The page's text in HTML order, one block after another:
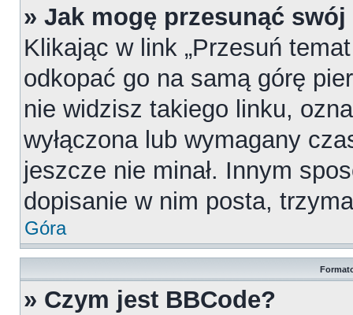
» Jak mogę przesunąć
Klikając w link „Przesuń
odkopać go na samą górę
nie widzisz takiego linku,
wyłączona lub wymagany
jeszcze nie minał. Innym
dopisanie w nim posta,
Góra
» Czym jest BBCode?